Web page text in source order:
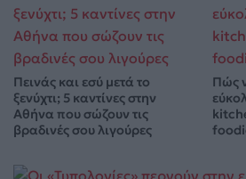
Πεινάς και εσύ μετά το
ξενύχτι; 5 καντίνες στην
Αθήνα που σώζουν τις
βραδινές σου λιγούρες
Πώς